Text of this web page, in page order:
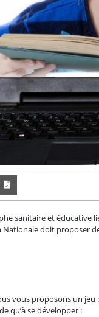
sanitaire et éducative
Nationale doit proposer
vous proposons un
qu’à se développer :